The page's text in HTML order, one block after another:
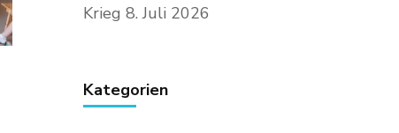
Krieg 8. Juli 2026
Kategorien